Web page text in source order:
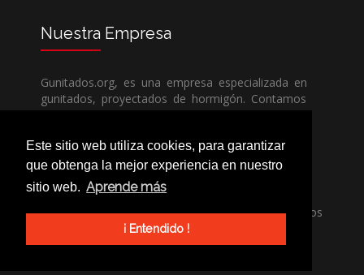
Este sitio web utiliza cookies, para garantizar
que obtenga la mejor experiencia en nuestro
sitio web. Aprende más
¡ Entendido !
Nuestra Empresa
Gunitados.org, es una empresa especializada en
gunitados, proyectados de hormigón. Contamos
con todos los medios humanos y técnicos, para
competencia.
Si necesita una empresa de gunitados, no dude
en llamarnos, nuestros técnicos estran encantados
de poder ayudarle, ya sea usted particular o
profesional.